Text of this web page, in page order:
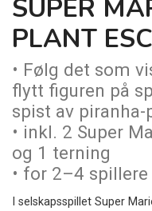
SUPER
PLANT
• Følg det som
flytt figuren på
spist av piranha-
• inkl. 2 Super
og 1 terning
• for 2–4 spillere
I selskapsspillet Super